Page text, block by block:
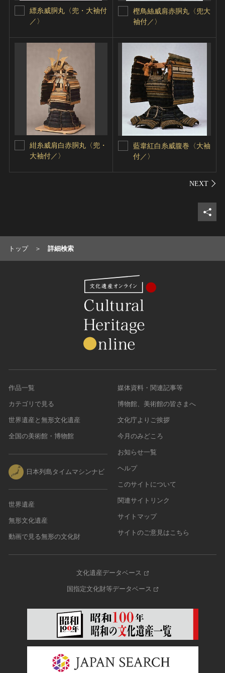
縹糸威胴丸〈兜・大袖付
／〉
樫鳥絲威肩赤胴丸〈兜大
袖付／〉
紺糸威肩白赤胴丸〈兜・
大袖付／〉
藍韋紅白糸威腹巻〈大袖
付／〉
シェ
トップ 詳細検索
作品一覧
カテゴリで見る
世界遺産と無形文化遺産
全国の美術館・博物館
日本列島タイムマシンナビ
世界遺産
無形文化遺産
動画で見る無形の文化財
媒体資料・関連記事等
博物館、美術館の皆さまへ
文化庁よりご挨拶
今月のみどころ
お知らせ一覧
ヘルプ
このサイトについて
関連サイトリンク
サイトマップ
サイトのご意見はこちら
文化遺産データベース
国指定文化財等データベース